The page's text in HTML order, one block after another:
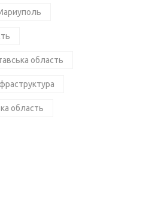
область
область